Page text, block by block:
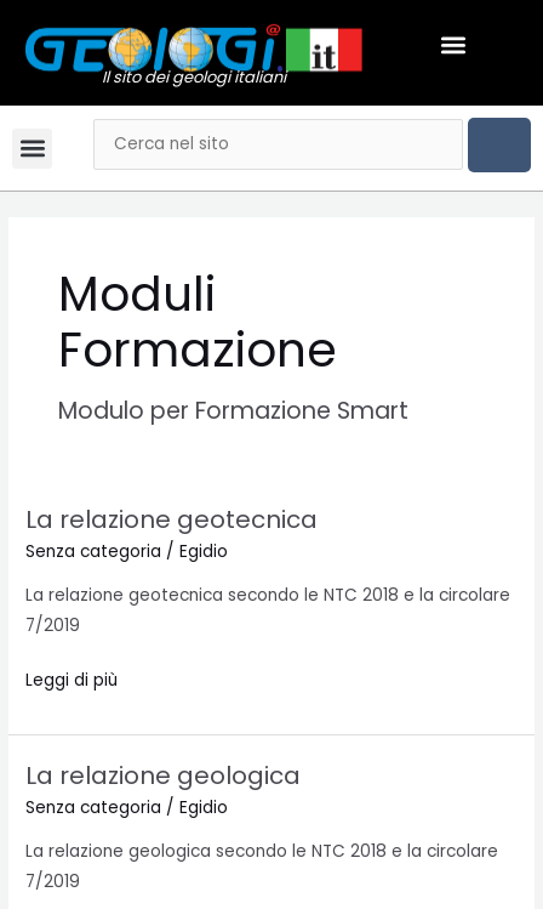
contenuto
Il sito dei geologi italiani
Menu
Menu Cerca
Moduli
Formazione
Modulo per Formazione Smart
La relazione geotecnica
Senza categoria /Egidio
La relazione geotecnica secondo le NTC 2018 e la circolare
7/2019
La
relazione
Leggi di più
La relazione geologica
Senza categoria /Egidio
La relazione geologica secondo le NTC 2018 e la circolare
7/2019
La
relazione